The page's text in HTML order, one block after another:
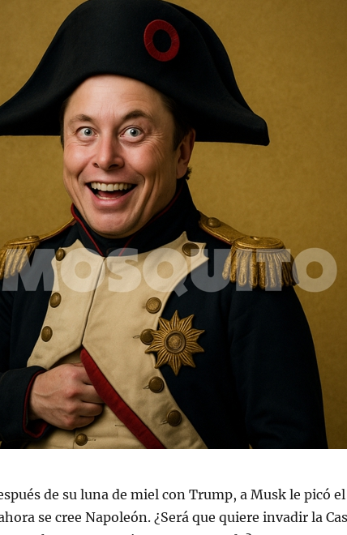
de su luna de miel con Trump, a Musk le picó
se cree Napoleón. ¿Será que quiere invadir la